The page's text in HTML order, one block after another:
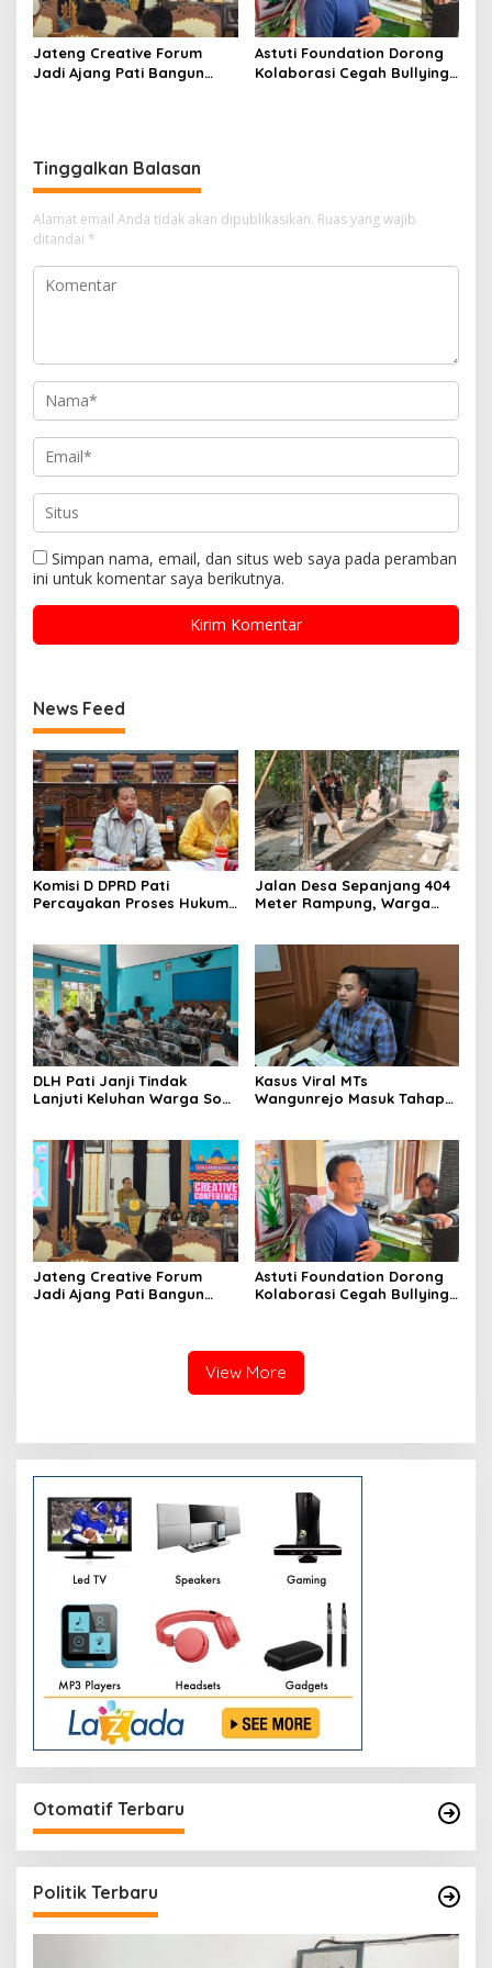
Jateng Creative Forum
Jadi Ajang Pati Bangun
Astuti Foundation Dorong
Kolaborasi Cegah Bullying
Tinggalkan Balasan
Alamat email Anda tidak akan dipublikasikan. Ruas yang wajib
ditandai *
Simpan nama, email, dan situs web saya pada peramban
ini untuk komentar saya berikutnya.
News Feed
Komisi D DPRD Pati
Percayakan Proses Hukum
Jalan Desa Sepanjang 404
Meter Rampung, Warga
DLH Pati Janji Tindak
Lanjuti Keluhan Warga Soal
Kasus Viral MTs
Wangunrejo Masuk Tahap
Jateng Creative Forum
Jadi Ajang Pati Bangun
Astuti Foundation Dorong
Kolaborasi Cegah Bullying
View More
Otomatif Terbaru
Politik Terbaru